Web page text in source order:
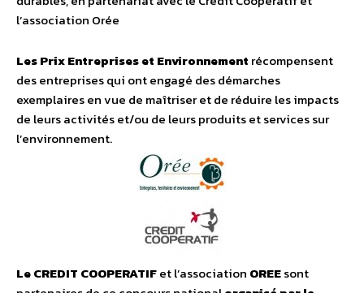
l’association Orée
Les Prix Entreprises et Environnement récompensent
des entreprises qui ont engagé des démarches
exemplaires en vue de maîtriser et de réduire les impacts
de leurs activités et/ou de leurs produits et services sur
l’environnement.
Le CREDIT COOPERATIFet l’association OREEsont